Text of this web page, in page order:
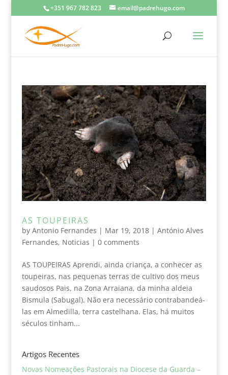
+351 967 782 823 email@padrehugo.com
AS TOUPEIRAS
by Antonio Fernandes | Mar 19, 2018| António Alves
Fernandes, Noticias | 0 comments
AS TOUPEIRAS Aprendi, ainda criança, a conhecer as
toupeiras, nas pequenas terras de cultivo dos meus
saudosos Pais, na Zona Arraiana, da minha aldeia
Bismula (Sabugal). Não era necessário contrabandeá-
las em Almedilla, terra castelhana. Elas, há muitos
séculos tinham...
Artigos Recentes
Novas Nomeações Pastorais na Diocese da Guarda –